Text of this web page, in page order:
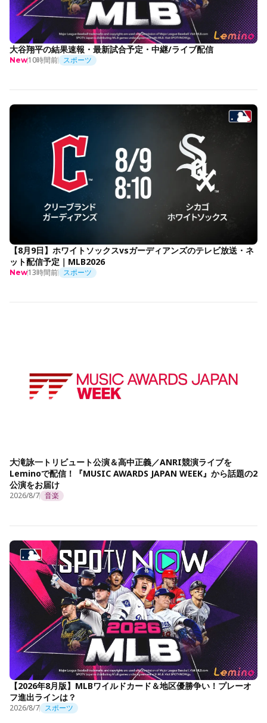
大谷翔平の結果速報・最新試合予定・中継/ライブ配信
New10時間前 スポーツ
【8月9日】ホワイトソックスvsガーディアンズのテレビ放送・ネ
ット配信予定｜MLB2026
New13時間前 スポーツ
大滝詠一トリビュート公演＆高中正義／ANRI競演ライブを
Leminoで配信！『MUSIC AWARDS JAPAN WEEK』から話題の2
公演をお届け
2026/8/7 音楽
【2026年8月版】MLBワイルドカード＆地区優勝争い！プレーオ
フ進出ラインは？
2026/8/7 スポーツ